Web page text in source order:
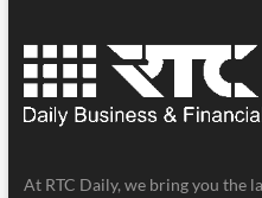
At RTC Daily, we bring you the